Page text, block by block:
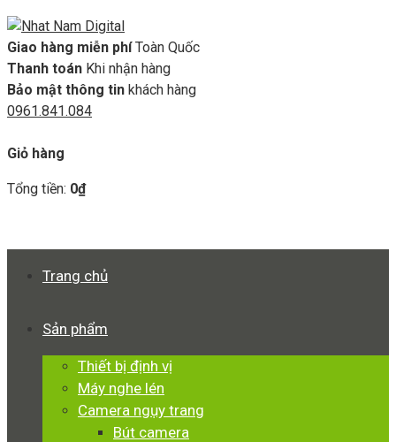
Giao hàng miễn phí Toàn Quốc
Thanh toán Khi nhận hàng
Bảo mật thông tin khách hàng
0961.841.084
Giỏ hàng
Tổng tiền: 0₫
Trang chủ
Sản phẩm
Thiết bị định vị
Máy nghe lén
Camera ngụy trang
Bút camera